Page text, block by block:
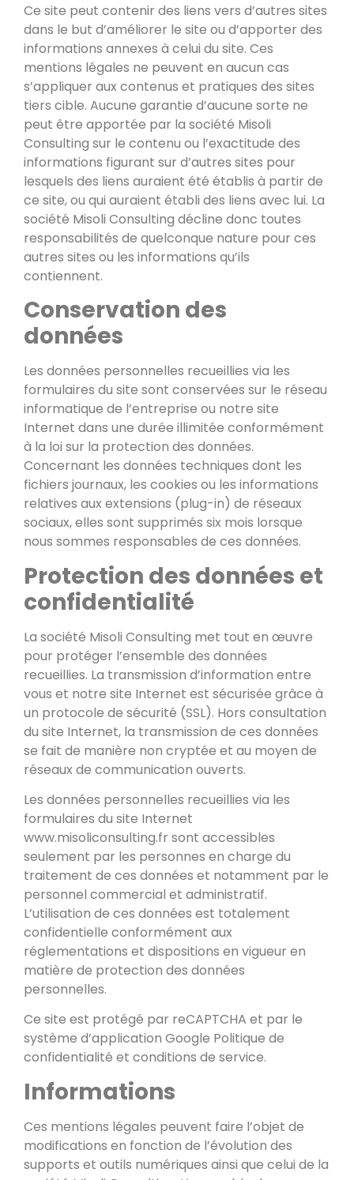
Ce site peut contenir des liens vers d’autres sites
dans le but d’améliorer le site ou d’apporter des
informations annexes à celui du site. Ces
mentions légales ne peuvent en aucun cas
s’appliquer aux contenus et pratiques des sites
tiers cible. Aucune garantie d’aucune sorte ne
peut être apportée par la société Misoli
Consulting sur le contenu ou l’exactitude des
informations figurant sur d’autres sites pour
lesquels des liens auraient été établis à partir de
ce site, ou qui auraient établi des liens avec lui. La
société Misoli Consulting décline donc toutes
responsabilités de quelconque nature pour ces
autres sites ou les informations qu’ils
contiennent.
Conservation des
données
Les données personnelles recueillies via les
formulaires du site sont conservées sur le réseau
informatique de l’entreprise ou notre site
Internet dans une durée illimitée conformément
à la loi sur la protection des données.
Concernant les données techniques dont les
fichiers journaux, les cookies ou les informations
relatives aux extensions (plug-in) de réseaux
sociaux, elles sont supprimés six mois lorsque
nous sommes responsables de ces données.
Protection des données et
confidentialité
La société Misoli Consulting met tout en œuvre
pour protéger l’ensemble des données
recueillies. La transmission d’information entre
vous et notre site Internet est sécurisée grâce à
un protocole de sécurité (SSL). Hors consultation
du site Internet, la transmission de ces données
se fait de manière non cryptée et au moyen de
réseaux de communication ouverts.
Les données personnelles recueillies via les
formulaires du site Internet
www.misoliconsulting.fr sont accessibles
seulement par les personnes en charge du
traitement de ces données et notamment par le
personnel commercial et administratif.
L’utilisation de ces données est totalement
confidentielle conformément aux
réglementations et dispositions en vigueur en
matière de protection des données
personnelles.
Ce site est protégé par reCAPTCHA et par le
système d’application Google Politique de
confidentialité et conditions de service.
Informations
Ces mentions légales peuvent faire l’objet de
modifications en fonction de l’évolution des
supports et outils numériques ainsi que celui de la